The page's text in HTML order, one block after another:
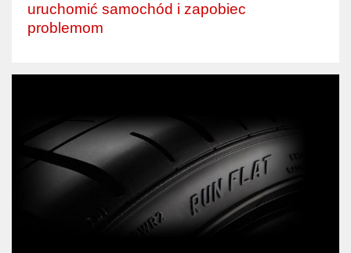
uruchomić samochód i zapobiec
problemom